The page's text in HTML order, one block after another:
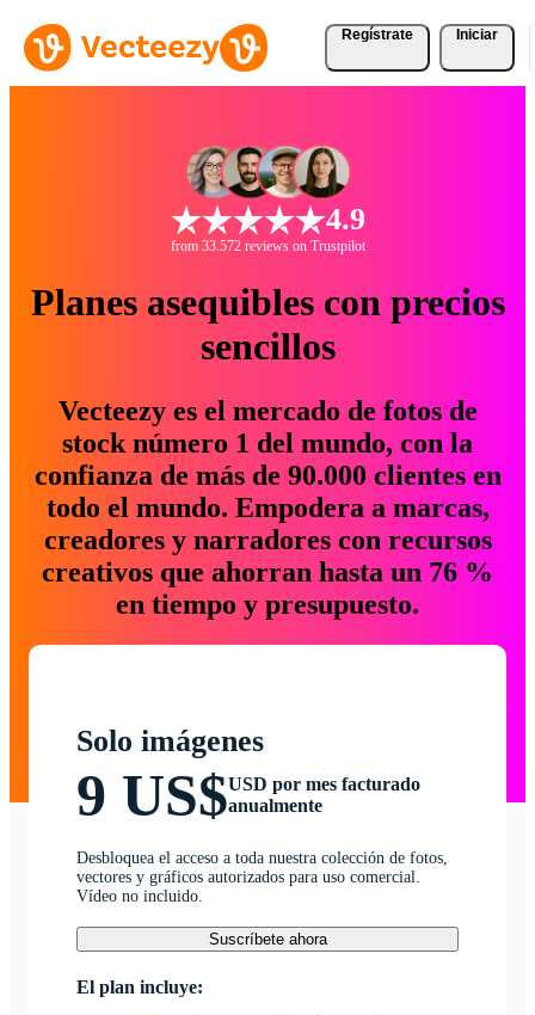
Regístrate Iniciar
4.9
from 33.572 reviews on Trustpilot
Planes asequibles con precios
sencillos
Vecteezy es el mercado de fotos de
stock número 1 del mundo, con la
confianza de más de 90.000 clientes en
todo el mundo. Empodera a marcas,
creadores y narradores con recursos
creativos que ahorran hasta un 76 %
en tiempo y presupuesto.
Solo imágenes
9 US$USD por mes facturado
anualmente
Desbloquea el acceso a toda nuestra colección de fotos,
vectores y gráficos autorizados para uso comercial.
Vídeo no incluido.
Suscríbete ahora
El plan incluye: